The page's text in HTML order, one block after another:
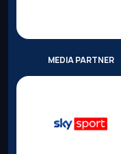
MEDIA PARTNER